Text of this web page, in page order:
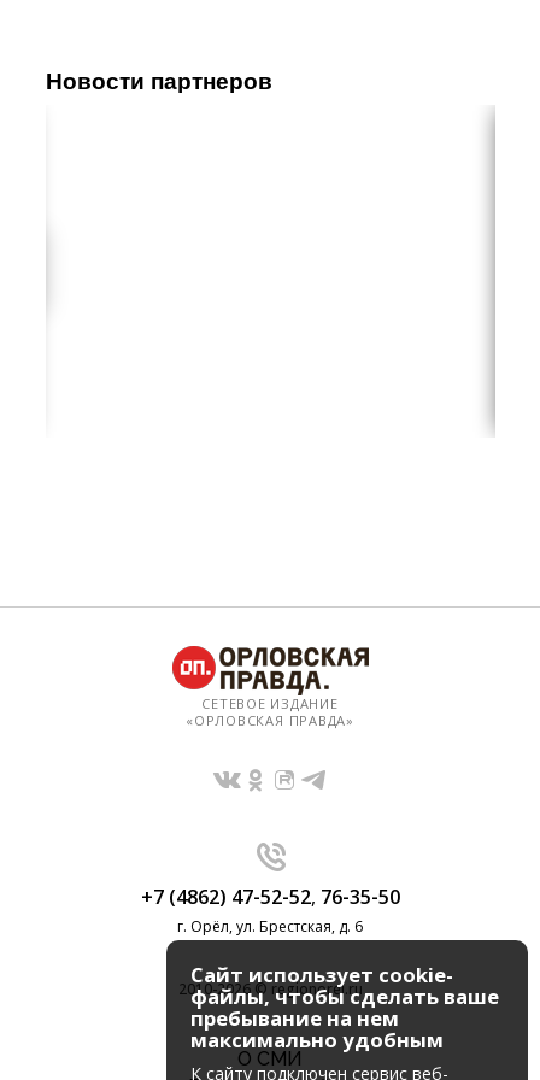
Новости партнеров
СЕТЕВОЕ ИЗДАНИЕ
«ОРЛОВСКАЯ ПРАВДА»
+7 (4862) 47-52-52, 76-35-50
г. Орёл, ул. Брестская, д. 6
2010-2026 © regionorel.ru
О СМИ
Сайт использует cookie-
файлы, чтобы сделать ваше
пребывание на нем
максимально удобным
К cайту подключен сервис веб-